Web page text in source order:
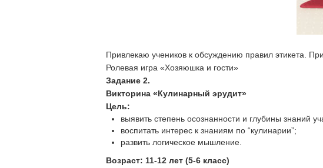
Привлекаю учеников к обсуждению правил этикета.
Ролевая игра «Хозяюшка и гости»
Задание 2.
Викторина «Кулинарный эрудит»
Цель:
выявить степень осознанности и глубины знаний
воспитать интерес к знаниям по “кулинарии”;
развить логическое мышление.
Возраст: 11-12 лет (5-6 класс)